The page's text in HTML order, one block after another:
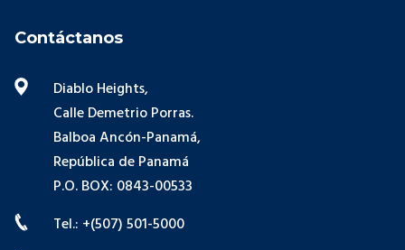
Contáctanos
Diablo Heights,
Calle Demetrio Porras.
Balboa Ancón-Panamá,
República de Panamá
P.O. BOX: 0843-00533
Tel.: +(507) 501-5000